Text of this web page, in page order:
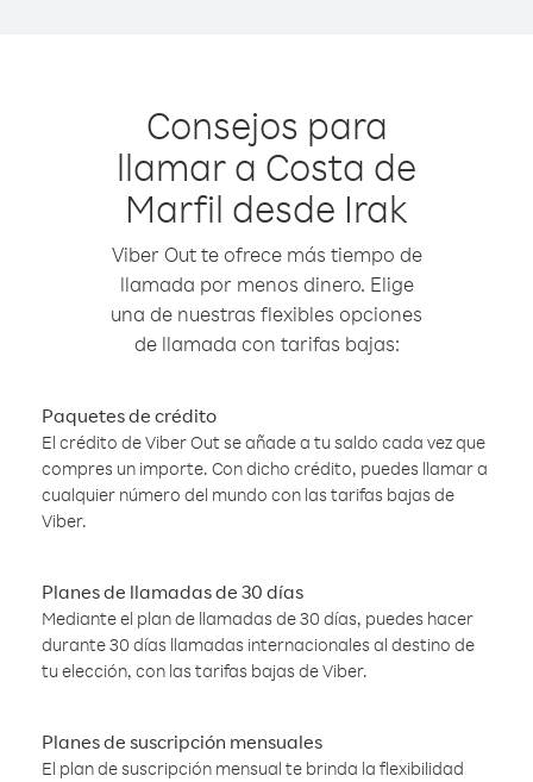
Consejos para
llamar a Costa de
Marfil desde Irak
Viber Out te ofrece más tiempo de
llamada por menos dinero. Elige
una de nuestras flexibles opciones
de llamada con tarifas bajas:
Paquetes de crédito
El crédito de Viber Out se añade a tu saldo cada vez que
compres un importe. Con dicho crédito, puedes llamar a
cualquier número del mundo con las tarifas bajas de
Viber.
Planes de llamadas de 30 días
Mediante el plan de llamadas de 30 días, puedes hacer
durante 30 días llamadas internacionales al destino de
tu elección, con las tarifas bajas de Viber.
Planes de suscripción mensuales
El plan de suscripción mensual te brinda la flexibilidad